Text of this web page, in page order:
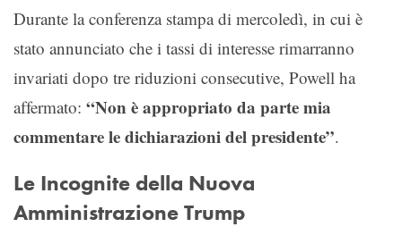
Durante la conferenza stampa di mercoledì, in cui è
stato annunciato che i tassi di interesse rimarranno
invariati dopo tre riduzioni consecutive, Powell ha
affermato: “Non è appropriato da parte mia
commentare le dichiarazioni del presidente”.
Le Incognite della Nuova
Amministrazione Trump